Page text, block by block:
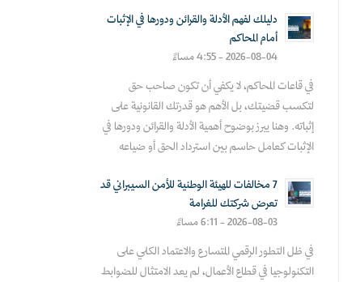
دليلك لفهم الأدلة والقرائن ودورها في الإثبات
أمام المحاكم
2026-08-04 - 4:55 مساءً
في قاعات المحاكم، لا يكفي أن تكون صاحب حق
لتكسب قضيتك، بل الأهم هو قدرتك القانونية على
إثباته. وهنا يبرز بوضوح أهمية الأدلة والقرائن ودورها في
الإثبات كعامل حاسم بين استرداد الحق أو ضياعه
7 مخالفات للهيئة الوطنية للأمن السيبراني قد
تعرض شركتك للغرامة
2026-08-03 - 6:11 مساءً
في ظل التطور الرقمي المتسارع والاعتماد الكلي على
التكنولوجيا في قطاع الأعمال، لم يعد الامتثال للضوابط